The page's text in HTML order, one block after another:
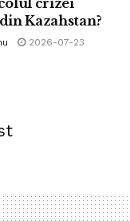
Constantin
Kazahstan?
2026-07-23